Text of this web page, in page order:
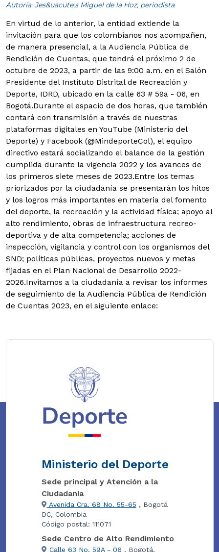
Autoría: Jes&uacute;s Miguel de la Hoz, periodista
En virtud de lo anterior, la entidad extiende la
invitación para que los colombianos nos acompañen,
de manera presencial, a la Audiencia Pública de
Rendición de Cuentas, que tendrá el próximo 2 de
octubre de 2023, a partir de las 9:00 a.m. en el Salón
Presidente del Instituto Distrital de Recreación y
Deporte, IDRD, ubicado en la calle 63 # 59a - 06, en
Bogotá.Durante el espacio de dos horas, que también
contará con transmisión a través de nuestras
plataformas digitales en YouTube (Ministerio del
Deporte) y Facebook (@MindeporteCol), el equipo
directivo estará socializando el balance de la gestión
cumplida durante la vigencia 2022 y los avances de
los primeros siete meses de 2023.Entre los temas
priorizados por la ciudadanía se presentarán los hitos
y los logros más importantes en materia del fomento
del deporte, la recreación y la actividad física; apoyo al
alto rendimiento, obras de infraestructura recreo-
deportiva y de alta competencia; acciones de
inspección, vigilancia y control con los organismos del
SND; políticas públicas, proyectos nuevos y metas
fijadas en el Plan Nacional de Desarrollo 2022-
2026.Invitamos a la ciudadanía a revisar los informes
de seguimiento de la Audiencia Pública de Rendición
de Cuentas 2023, en el siguiente enlace:
Ministerio del Deporte
Sede principal y Atención a la
Ciudadanía
Avenida Cra. 68 No. 55-65 , Bogotá
DC, Colombia
Código postal: 111071
Sede Centro de Alto Rendimiento
Calle 63 No. 59A - 06 , Bogotá,